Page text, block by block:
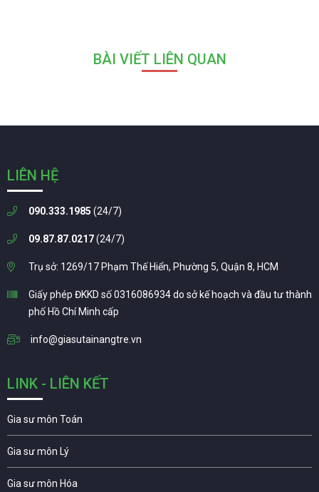
BÀI VIẾT LIÊN QUAN
LIÊN HỆ
090.333.1985 (24/7)
09.87.87.0217(24/7)
Trụ sở: 1269/17 Phạm Thế Hiển, Phường 5, Quận 8, HCM
Giấy phép ĐKKD số 0316086934 do sở kế hoạch và đầu tư thành
phố Hồ Chí Minh cấp
info@giasutainangtre.vn
LINK - LIÊN KẾT
Gia sư môn Toán
Gia sư môn Lý
Gia sư môn Hóa